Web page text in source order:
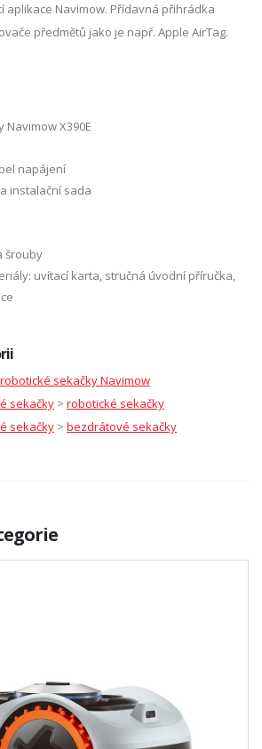
aplikace Navimow. Přídavná přihrádka
předmětů jako je např. Apple AirTag.
Navimow X390E
napájení
instalační sada
šrouby
uvítací karta, stručná úvodní příručka,
robotické sekačky Navimow
sekačky > robotické sekačky
sekačky > bezdrátové sekačky